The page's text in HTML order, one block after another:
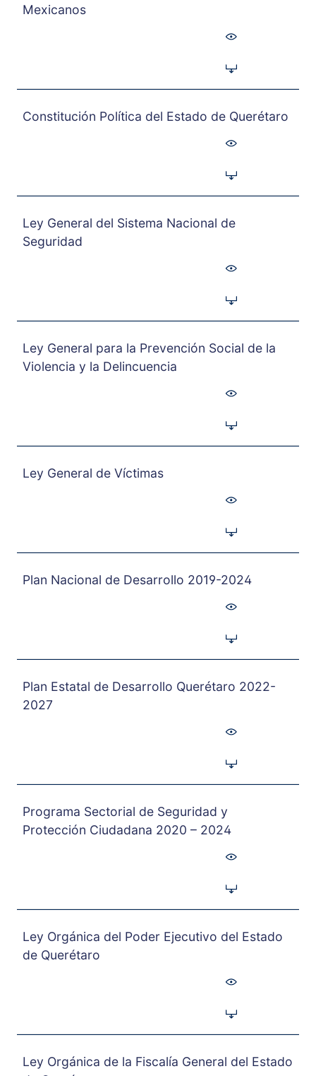
Mexicanos
Constitución Política del Estado de Querétaro
Ley General del Sistema Nacional de
Seguridad
Ley General para la Prevención Social de la
Violencia y la Delincuencia
Ley General de Víctimas
Plan Nacional de Desarrollo 2019-2024
Plan Estatal de Desarrollo Querétaro 2022-
2027
Programa Sectorial de Seguridad y
Protección Ciudadana 2020 – 2024
Ley Orgánica del Poder Ejecutivo del Estado
de Querétaro
Ley Orgánica de la Fiscalía General del Estado